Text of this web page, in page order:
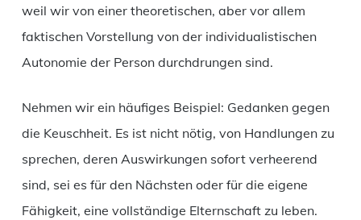
weil wir von einer theoretischen, aber vor allem
faktischen Vorstellung von der individualistischen
Autonomie der Person durchdrungen sind.
Nehmen wir ein häufiges Beispiel: Gedanken gegen
die Keuschheit. Es ist nicht nötig, von Handlungen zu
sprechen, deren Auswirkungen sofort verheerend
sind, sei es für den Nächsten oder für die eigene
Fähigkeit, eine vollständige Elternschaft zu leben.